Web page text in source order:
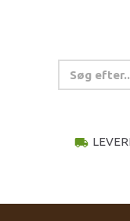
local_shipping